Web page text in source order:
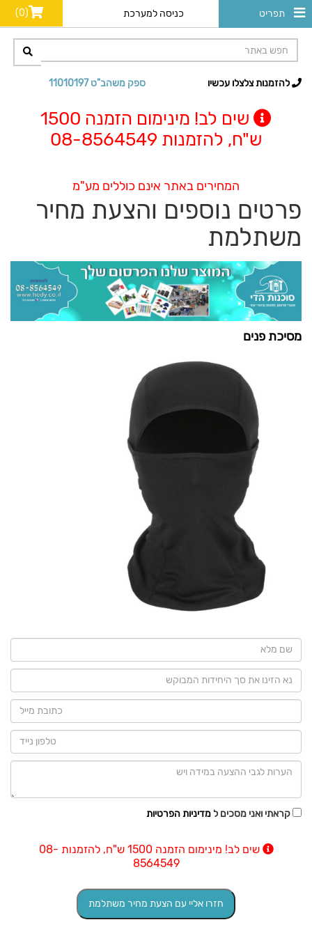
תפריט כניסה למערכת (0)
ספק משהב"ט 11010197 להזמנות צלצלו עכשיו
שים לב! מינימום הזמנה 1500
ש"ח, להזמנות 08-8564549
המחירים באתר אינם כוללים מע"מ
פרטים נוספים והצעת מחיר
משתלמת
מסיכת פנים
קראתי ואני מסכים למדיניות הפרטיות
שים לב! מינימום הזמנה 1500 ש"ח, להזמנות 08-
8564549